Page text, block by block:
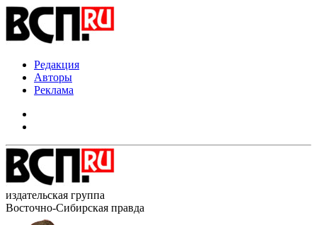
Редакция
Авторы
Реклама
издательская группа
Восточно-Сибирская правда